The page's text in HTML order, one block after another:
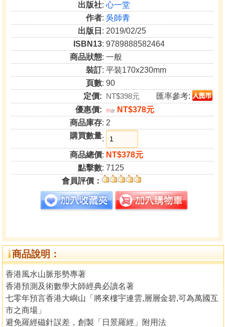
出版社:心一堂
作者:吳師青
出版日 : 2019/02/25
ISBN13: 9789888582464
商品狀態: 一般
裝訂: 平裝170x230mm
頁數: 90
定價: NT$398元
匯率參考:
優惠價:
95折
NT$378元
商品庫存: 2
購買數量:
商品總價: NT$378元
點擊數: 7125
會員評價：
商品說明：
香港風水山脈形勢專著
香港預測及術數學大師經典必讀名著
七零年預言香港大嶼山「將來樓宇連雲,層層金碧,可為萬國互
市之商場」
避免羅經磁針誤差，創製「日景羅經」附用法